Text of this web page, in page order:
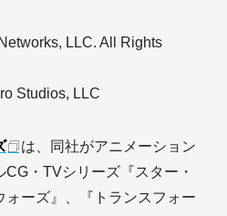
LLC. All Rights
Studios, LLC
は、同社がアニメーション
・TVシリーズ『スター・
ォーズ』、『トランスフォー